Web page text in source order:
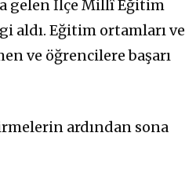
gelen İlçe Millî Eğitim
aldı. Eğitim ortamları ve
ve öğrencilere başarı
ardından sona